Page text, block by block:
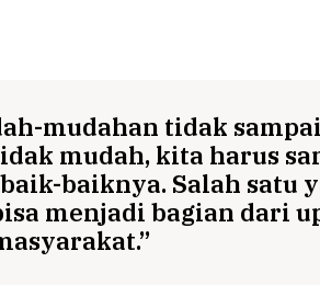
mudahan tidak
mudah, kita harus
baiknya. Salah satu
menjadi bagian dari